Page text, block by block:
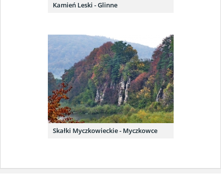
Kamień Leski - Glinne
Skałki Myczkowieckie - Myczkowce